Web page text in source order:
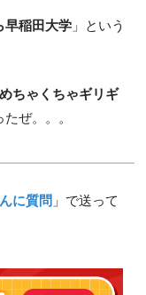
早稲田大学」という
めちゃくちゃギリギ
ぜ。。。
に質問 」で送って